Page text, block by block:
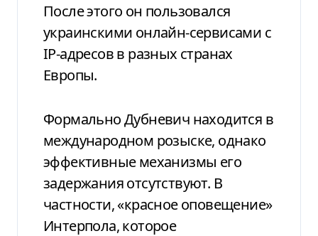
После этого он пользовался
украинскими онлайн-сервисами с
IP-адресов в разных странах
Европы.
Формально Дубневич находится в
международном розыске, однако
эффективные механизмы его
задержания отсутствуют. В
частности, «красное оповещение»
Интерпола, которое